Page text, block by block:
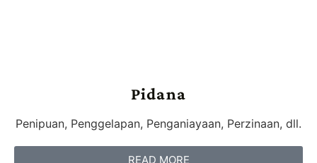
Pidana
Penipuan, Penggelapan, Penganiayaan, Perzinaan, dll.
READ MORE